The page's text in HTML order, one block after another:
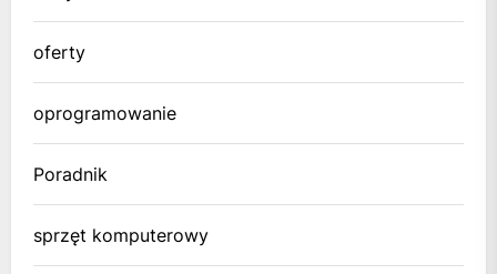
oferty
oprogramowanie
Poradnik
sprzęt komputerowy